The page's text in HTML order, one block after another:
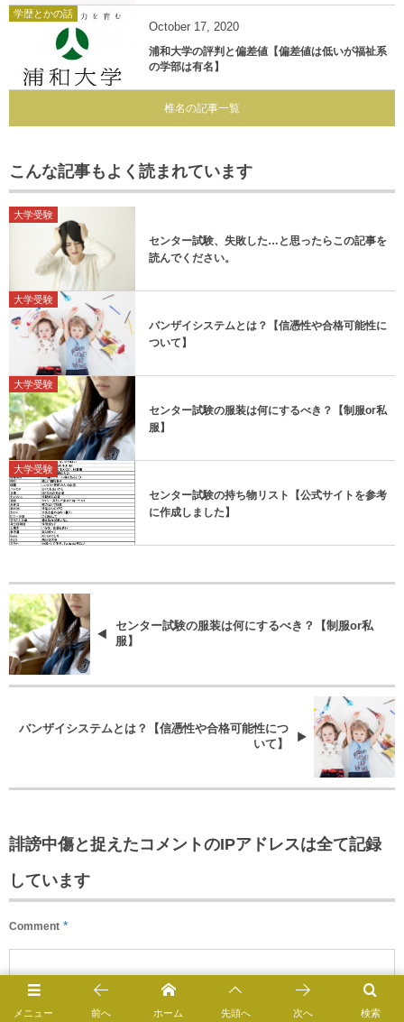
学歴とかの話
October 17, 2020
浦和大学の評判と偏差値【偏差値は低いが福祉系
の学部は有名】
椎名の記事一覧
こんな記事もよく読まれています
大学受験
センター試験、失敗した…と思ったらこの記事を
読んでください。
大学受験
バンザイシステムとは？【信憑性や合格可能性に
ついて】
大学受験
センター試験の服装は何にするべき？【制服or私
服】
大学受験
センター試験の持ち物リスト【公式サイトを参考
に作成しました】
センター試験の服装は何にするべき？【制服or私
服】
バンザイシステムとは？【信憑性や合格可能性につ
いて】
誹謗中傷と捉えたコメントのIPアドレスは全て記録
しています
Comment *
メニュー 検索
前へ ホーム 先頭へ 次へ